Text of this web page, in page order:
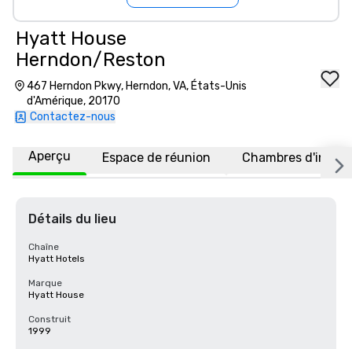
Hyatt House
Herndon/Reston
467 Herndon Pkwy, Herndon, VA, États-Unis
d'Amérique, 20170
Contactez-nous
Aperçu Espace de réunion Chambres
Détails du lieu
Chaîne
Hyatt Hotels
Marque
Hyatt House
Construit
1999